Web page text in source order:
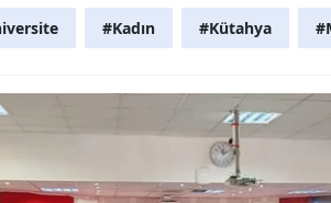
Ankara
Artvin
Balıkesir
#Kadın #Kütahya